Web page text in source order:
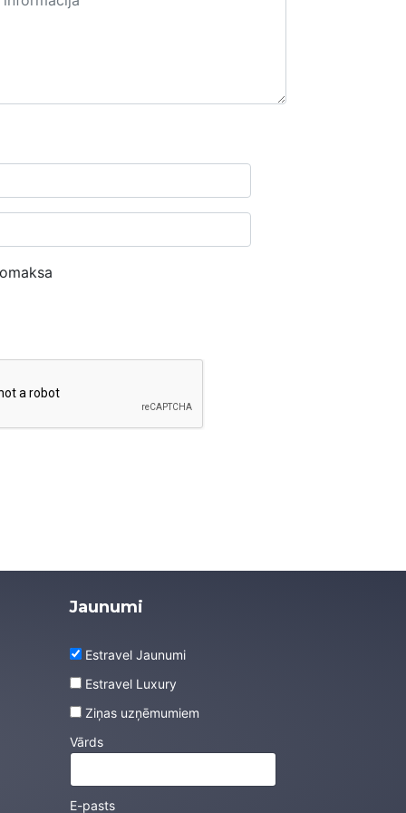
Jaunumi
Estravel Jaunumi
Estravel Luxury
Ziņas uzņēmumiem
Vārds
E-pasts